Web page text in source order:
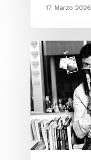
17 Marzo 2026